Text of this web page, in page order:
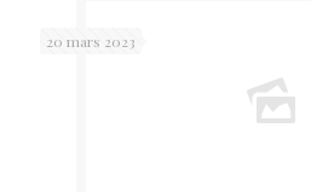
20 mars 2023